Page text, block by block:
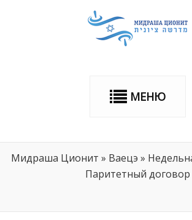
МЕНЮ
Мидраша Ционит » Ваецэ »
Паритетный договор